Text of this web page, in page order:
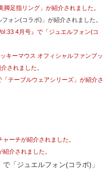
脚足指リング」が紹介されました。
ォン(コラボ)」が紹介されました。
4月号』で「ジュエルフォン(コ
キーマウス オフィシャルファンブッ
されました。
テーブルウェアシリーズ」が紹介さ
ーチが紹介されました。
介されました。
「ジュエルフォン(コラボ)」